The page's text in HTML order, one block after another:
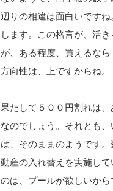
辺りの相違は面白いです
します。この格言が、活
が、ある程度、買えるな
方向性は、上ですからね。
果たして５００円割れは
なのでしょう。それとも
は、そのままのようです
動産の入れ替えを実施し
のは、プールが欲しいか